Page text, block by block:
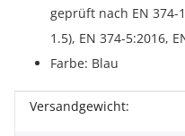
geprüft nach EN 374-
1.5), EN 374-5:2016,
Farbe: Blau
Produkteigenschaft
Wert
Versandgewicht: